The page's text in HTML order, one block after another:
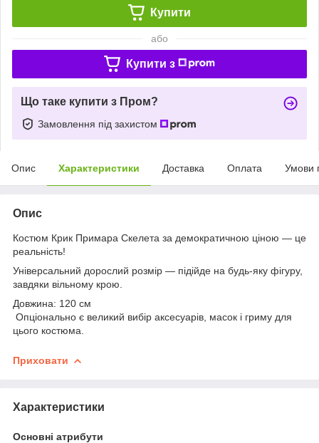
Купити
або
Купити з
Що таке купити з Пром?
Замовлення під захистом
Опис Характеристики Доставка Оплата Умови
Опис
Костюм Крик Примара Скелета за демократичною ціною — це
реальність!
Універсальний дорослий розмір — підійде на будь-яку фігуру,
завдяки вільному крою.
Довжина: 120 см
Опціонально є великий вибір аксесуарів, масок і гриму для
цього костюма.
Приховати
Характеристики
Основні атрибути